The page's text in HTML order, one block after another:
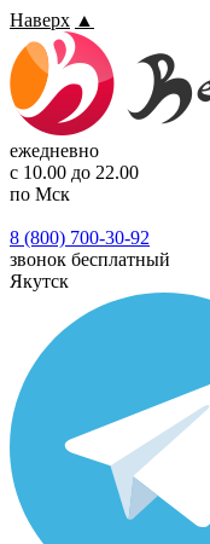
Наверх ▲
ежедневно
с 10.00 до 22.00
по Мск
8 (800) 700-30-92
звонок бесплатный
Якутск